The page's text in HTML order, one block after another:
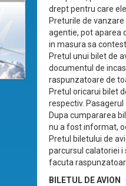
drept pentru care
Preturile de
agentie, pot aparea
in masura sa
Pretul unui bilet de
documentul de
raspunzatoare de
Pretul oricarui bilet
respectiv.
Dupa cumpararea
nu a fost informat,
Pretul biletului de
parcursul calatoriei
facuta
BILETUL DE AVION